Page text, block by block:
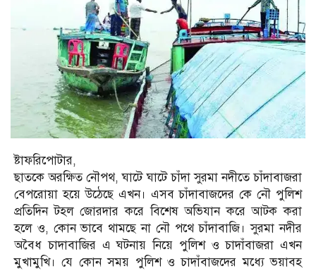
ষ্টাফরিপোটার,
ছাতকে অরক্ষিত নৌপথ, ঘাটে ঘাটে চাঁদা সুরমা নদীতে চাঁদাবাজরা
বেপরোয়া হয়ে উঠেছে এখন। এসব চাঁদাবাজদের কে নৌ পুলিশ
প্রতিদিন টহল জোরদার করে বিশেষ অভিযান করে আটক করা
হলে ও, কোন ভাবে থামছে না নৌ পথে চাঁদাবাজি। সুরমা নদীর
অবৈধ চাদাবাজির এ ঘটনায় নিয়ে পুলিশ ও চাদাঁবাজরা এখন
মুখামুখি। যে কোন সময় পুলিশ ও চাদাঁবাজদের মধ্যে ভয়াবহ